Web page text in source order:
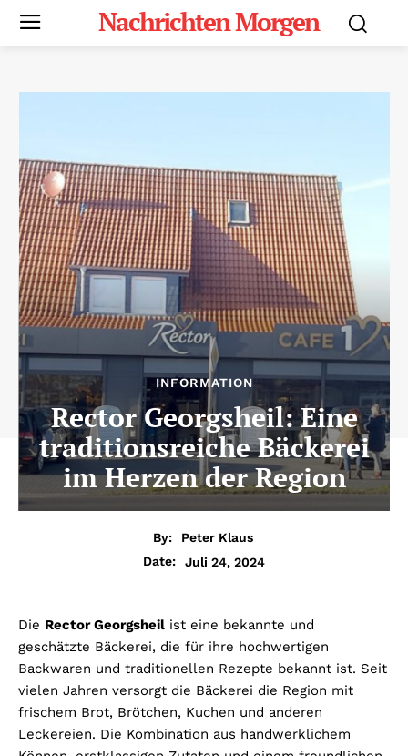
Nachrichten Morgen
INFORMATION
Rector Georgsheil: Eine
traditionsreiche Bäckerei
im Herzen der Region
By:
Peter Klaus
Date:
Juli 24, 2024
Die Rector Georgsheil ist eine bekannte und
geschätzte Bäckerei, die für ihre hochwertigen
Backwaren und traditionellen Rezepte bekannt ist. Seit
vielen Jahren versorgt die Bäckerei die Region mit
frischem Brot, Brötchen, Kuchen und anderen
Leckereien. Die Kombination aus handwerklichem